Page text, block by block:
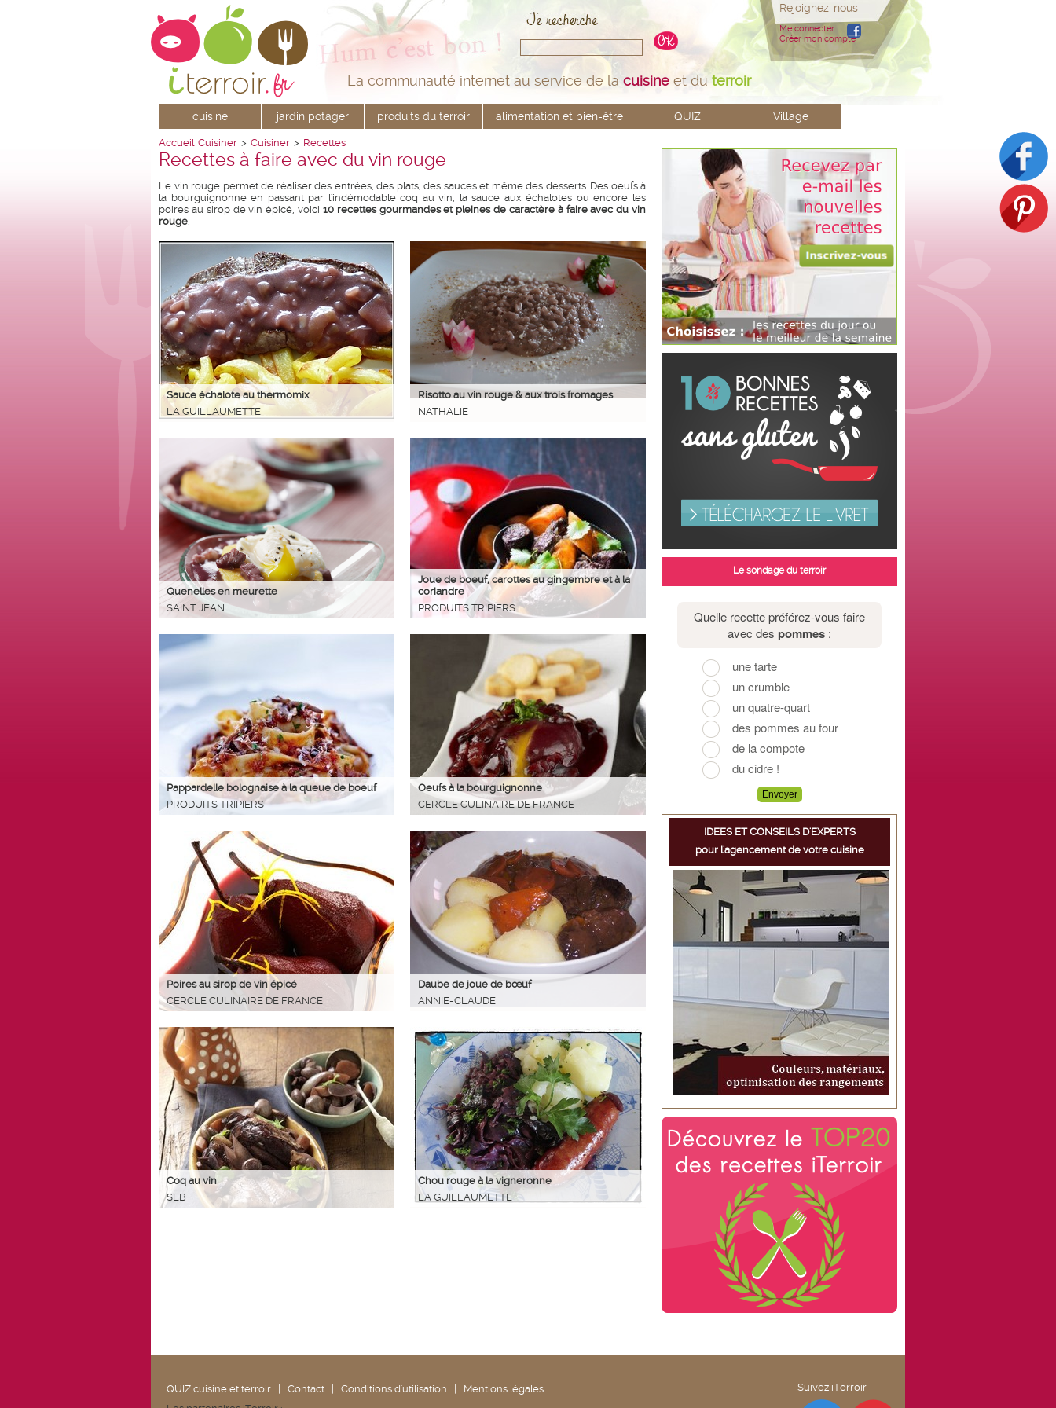
La communauté internet au service de la cuisine et duterroir
Rejoignez-nous
Me connecter
Créer mon compte
cuisine jardin potager produits du terroir alimentation et bien-être QUIZ Village
Accueil Cuisiner > Cuisiner > Recettes
Recettes à faire avec du vin rouge
Le vin rouge permet de réaliser des entrées, des plats, des sauces et même des desserts. Des oeufs à
la bourguignonne en passant par l'indémodable coq au vin, la sauce aux échalotes ou encore les
poires au sirop de vin épicé, voici 10 recettes gourmandes et pleines de caractère à faire avec du vin
rouge.
Sauce échalote au thermomix
LA GUILLAUMETTE
Risotto au vin rouge & aux trois fromages
NATHALIE
Quenelles en meurette
SAINT JEAN
Joue de boeuf, carottes au gingembre et à la
coriandre
PRODUITS TRIPIERS
Pappardelle bolognaise à la queue de boeuf
PRODUITS TRIPIERS
Oeufs à la bourguignonne
CERCLE CULINAIRE DE FRANCE
Poires au sirop de vin épicé
CERCLE CULINAIRE DE FRANCE
Daube de joue de bœuf
ANNIE-CLAUDE
Coq au vin
SEB
Chou rouge à la vigneronne
LA GUILLAUMETTE
Le sondage du terroir
IDEES ET CONSEILS D'EXPERTS
pour l'agencement de votre cuisine
QUIZ cuisine et terroir Contact Conditions d'utilisation
Mentions légales
Suivez iTerroir